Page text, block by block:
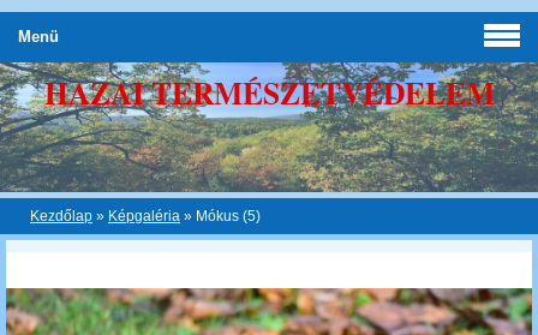
HAZAI TERMÉSZETVÉDELEM
Kezdőlap » Képgaléria » Mókus (5)
Menü